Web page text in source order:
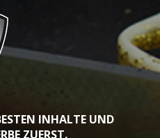
INHALTE UND
ZUERST.